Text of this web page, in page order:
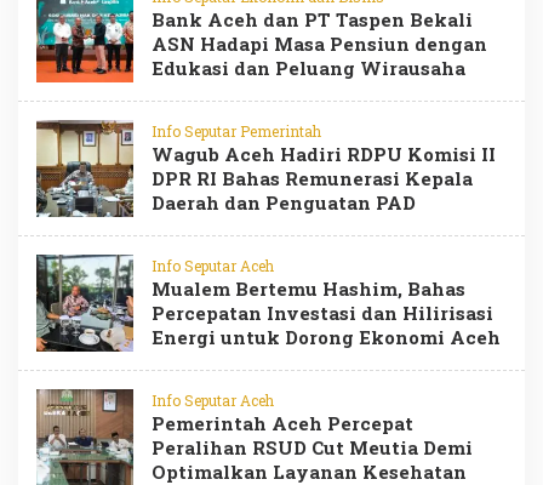
Bank Aceh dan PT Taspen Bekali
ASN Hadapi Masa Pensiun dengan
Edukasi dan Peluang Wirausaha
Info Seputar Pemerintah
Wagub Aceh Hadiri RDPU Komisi II
DPR RI Bahas Remunerasi Kepala
Daerah dan Penguatan PAD
Info Seputar Aceh
Mualem Bertemu Hashim, Bahas
Percepatan Investasi dan Hilirisasi
Energi untuk Dorong Ekonomi Aceh
Info Seputar Aceh
Pemerintah Aceh Percepat
Peralihan RSUD Cut Meutia Demi
Optimalkan Layanan Kesehatan